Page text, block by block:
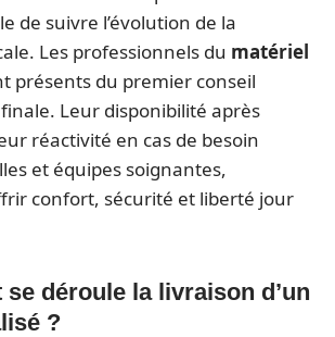
de suivre l’évolution de la
Les professionnels du matériel
présents du premier conseil
finale. Leur disponibilité après
réactivité en cas de besoin
et équipes soignantes,
confort, sécurité et liberté jour
se déroule la livraison d’un
?